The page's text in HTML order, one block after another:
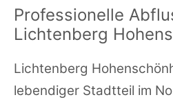
Professionelle
Lichtenberg
Lichtenberg
lebendiger Stadtteil im